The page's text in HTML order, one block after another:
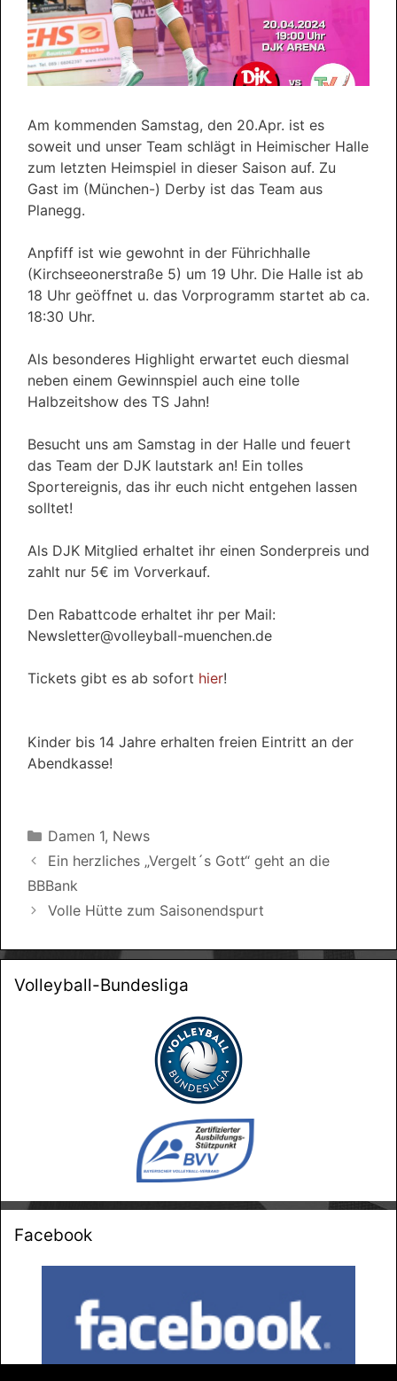
Am kommenden Samstag, den 20.Apr. ist es
soweit und unser Team schlägt in Heimischer Halle
zum letzten Heimspiel in dieser Saison auf. Zu
Gast im (München-) Derby ist das Team aus
Planegg.
Anpfiff ist wie gewohnt in der Führichhalle
(Kirchseeonerstraße 5) um 19 Uhr. Die Halle ist ab
18 Uhr geöffnet u. das Vorprogramm startet ab ca.
18:30 Uhr.
Als besonderes Highlight erwartet euch diesmal
neben einem Gewinnspiel auch eine tolle
Halbzeitshow des TS Jahn!
Besucht uns am Samstag in der Halle und feuert
das Team der DJK lautstark an! Ein tolles
Sportereignis, das ihr euch nicht entgehen lassen
solltet!
Als DJK Mitglied erhaltet ihr einen Sonderpreis und
zahlt nur 5€ im Vorverkauf.
Den Rabattcode erhaltet ihr per Mail:
Newsletter@volleyball-muenchen.de
Tickets gibt es ab sofort hier!
Kinder bis 14 Jahre erhalten freien Eintritt an der
Abendkasse!
Kategorien
Damen 1, News
Ein herzliches „Vergelt´s Gott“ geht an die
BBBank
Volle Hütte zum Saisonendspurt
Volleyball-Bundesliga
Facebook